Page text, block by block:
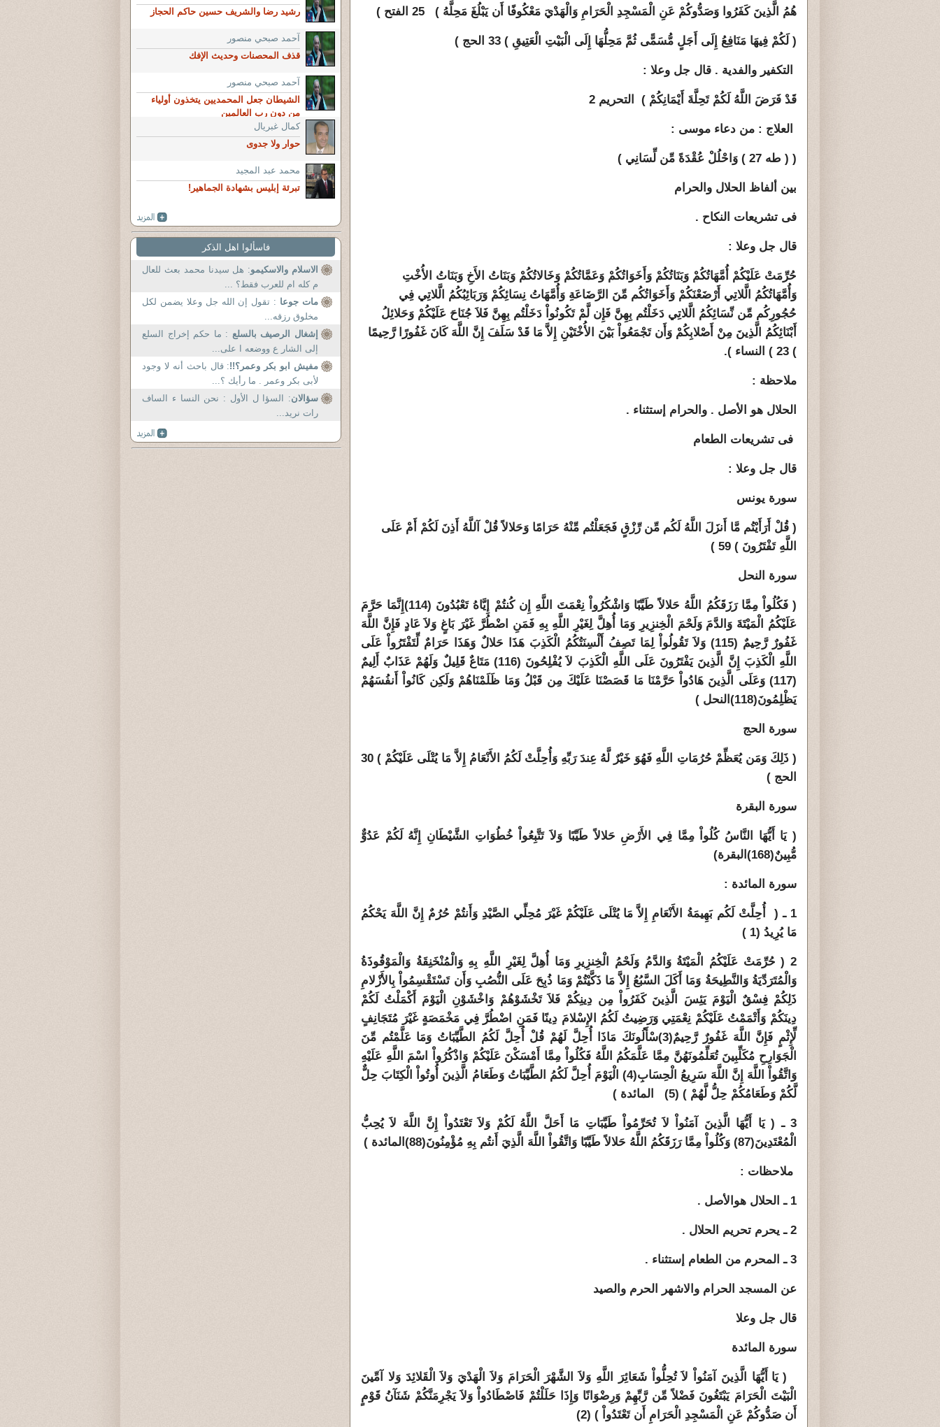
هُمُ الَّذِينَ كَفَرُوا وَصَدُّوكُمْ عَنِ الْمَسْجِدِ الْحَرَامِ وَالْهَدْيَ مَعْكُوفًا أَن يَبْلُغَ مَحِلَّهُ ) 25 الفتح )
( لَكُمْ فِيهَا مَنَافِعُ إِلَى أَجَلٍ مُّسَمًّى ثُمَّ مَحِلُّهَا إِلَى الْبَيْتِ الْعَتِيقِ ) 33 الحج )
التكفير والفدية . قال جل وعلا :
قَدْ فَرَضَ اللَّهُ لَكُمْ تَحِلَّةَ أَيْمَانِكُمْ ) التحريم 2
العلاج : من دعاء موسى :
( ( طه 27 ) وَاحْلُلْ عُقْدَةً مِّن لِّسَانِي )
بين ألفاظ الحلال والحرام
فى تشريعات النكاح .
قال جل وعلا :
حُرِّمَتْ عَلَيْكُمْ أُمَّهَاتُكُمْ وَبَنَاتُكُمْ وَأَخَوَاتُكُمْ وَعَمَّاتُكُمْ وَخَالاتُكُمْ وَبَنَاتُ الأَخِ وَبَنَاتُ الأُخْتِ
وَأُمَّهَاتُكُمُ الَّلاتِي أَرْضَعْنَكُمْ وَأَخَوَاتُكُم مِّنَ الرَّضَاعَةِ وَأُمَّهَاتُ نِسَائِكُمْ وَرَبَائِبُكُمُ الَّلاتِي فِي
حُجُورِكُم مِّن نِّسَائِكُمُ الَّلاتِي دَخَلْتُم بِهِنَّ فَإِن لَّمْ تَكُونُواْ دَخَلْتُم بِهِنَّ فَلاَ جُنَاحَ عَلَيْكُمْ وَحَلائِلُ
أَبْنَائِكُمُ الَّذِينَ مِنْ أَصْلابِكُمْ وَأَن تَجْمَعُواْ بَيْنَ الأُخْتَيْنِ إِلاَّ مَا قَدْ سَلَفَ إِنَّ اللَّهَ كَانَ غَفُورًا رَّحِيمًا
) 23 ) النساء ).
ملاحظة :
الحلال هو الأصل . والحرام إستثناء .
فى تشريعات الطعام
قال جل وعلا :
سورة يونس
( قُلْ أَرَأَيْتُم مَّا أَنزَلَ اللَّهُ لَكُم مِّن رِّزْقٍ فَجَعَلْتُم مِّنْهُ حَرَامًا وَحَلالاً قُلْ آللَّهُ أَذِنَ لَكُمْ أَمْ عَلَى
اللَّهِ تَفْتَرُونَ ) 59 )
سورة النحل
( فَكُلُواْ مِمَّا رَزَقَكُمُ اللَّهُ حَلالاً طَيِّبًا وَاشْكُرُواْ نِعْمَتَ اللَّهِ إِن كُنتُمْ إِيَّاهُ تَعْبُدُونَ (114)إِنَّمَا حَرَّمَ
عَلَيْكُمُ الْمَيْتَةَ وَالدَّمَ وَلَحْمَ الْخِنزِيرِ وَمَا أُهِلَّ لِغَيْرِ اللَّهِ بِهِ فَمَنِ اضْطُرَّ غَيْرَ بَاغٍ وَلاَ عَادٍ فَإِنَّ اللَّهَ
غَفُورٌ رَّحِيمٌ (115) وَلاَ تَقُولُواْ لِمَا تَصِفُ أَلْسِنَتُكُمُ الْكَذِبَ هَذَا حَلالٌ وَهَذَا حَرَامٌ لِّتَفْتَرُواْ عَلَى
اللَّهِ الْكَذِبَ إِنَّ الَّذِينَ يَفْتَرُونَ عَلَى اللَّهِ الْكَذِبَ لاَ يُفْلِحُونَ (116) مَتَاعٌ قَلِيلٌ وَلَهُمْ عَذَابٌ أَلِيمٌ
(117) وَعَلَى الَّذِينَ هَادُواْ حَرَّمْنَا مَا قَصَصْنَا عَلَيْكَ مِن قَبْلُ وَمَا ظَلَمْنَاهُمْ وَلَكِن كَانُواْ أَنفُسَهُمْ
يَظْلِمُونَ(118) النحل )
سورة الحج
( ذَلِكَ وَمَن يُعَظِّمْ حُرُمَاتِ اللَّهِ فَهُوَ خَيْرٌ لَّهُ عِندَ رَبِّهِ وَأُحِلَّتْ لَكُمُ الأَنْعَامُ إِلاَّ مَا يُتْلَى عَلَيْكُمْ ) 30
الحج )
سورة البقرة
( يَا أَيُّهَا النَّاسُ كُلُواْ مِمَّا فِي الأَرْضِ حَلالاً طَيِّبًا وَلاَ تَتَّبِعُواْ خُطُوَاتِ الشَّيْطَانِ إِنَّهُ لَكُمْ عَدُوٌّ
مُّبِينٌ(168) البقرة)
سورة المائدة :
1 ـ ( أُحِلَّتْ لَكُم بَهِيمَةُ الأَنْعَامِ إِلاَّ مَا يُتْلَى عَلَيْكُمْ غَيْرَ مُحِلِّي الصَّيْدِ وَأَنتُمْ حُرُمٌ إِنَّ اللَّهَ يَحْكُمُ
مَا يُرِيدُ (1 )
2 ( حُرِّمَتْ عَلَيْكُمُ الْمَيْتَةُ وَالدَّمُ وَلَحْمُ الْخِنزِيرِ وَمَا أُهِلَّ لِغَيْرِ اللَّهِ بِهِ وَالْمُنْخَنِقَةُ وَالْمَوْقُوذَةُ
وَالْمُتَرَدِّيَةُ وَالنَّطِيحَةُ وَمَا أَكَلَ السَّبُعُ إِلاَّ مَا ذَكَّيْتُمْ وَمَا ذُبِحَ عَلَى النُّصُبِ وَأَن تَسْتَقْسِمُواْ بِالأَزْلامِ
ذَلِكُمْ فِسْقٌ الْيَوْمَ يَئِسَ الَّذِينَ كَفَرُواْ مِن دِينِكُمْ فَلاَ تَخْشَوْهُمْ وَاخْشَوْنِ الْيَوْمَ أَكْمَلْتُ لَكُمْ
دِينَكُمْ وَأَتْمَمْتُ عَلَيْكُمْ نِعْمَتِي وَرَضِيتُ لَكُمُ الإِسْلامَ دِينًا فَمَنِ اضْطُرَّ فِي مَخْمَصَةٍ غَيْرَ مُتَجَانِفٍ
لِّإِثْمٍ فَإِنَّ اللَّهَ غَفُورٌ رَّحِيمٌ(3)سْأَلُونَكَ مَاذَا أُحِلَّ لَهُمْ قُلْ أُحِلَّ لَكُمُ الطَّيِّبَاتُ وَمَا عَلَّمْتُم مِّنَ
الْجَوَارِحِ مُكَلِّبِينَ تُعَلِّمُونَهُنَّ مِمَّا عَلَّمَكُمُ اللَّهُ فَكُلُواْ مِمَّا أَمْسَكْنَ عَلَيْكُمْ وَاذْكُرُواْ اسْمَ اللَّهِ عَلَيْهِ
وَاتَّقُواْ اللَّهَ إِنَّ اللَّهَ سَرِيعُ الْحِسَابِ(4) الْيَوْمَ أُحِلَّ لَكُمُ الطَّيِّبَاتُ وَطَعَامُ الَّذِينَ أُوتُواْ الْكِتَابَ حِلٌّ
لَّكُمْ وَطَعَامُكُمْ حِلُّ لَّهُمْ ) (5) المائدة )
3 ـ ( يَا أَيُّهَا الَّذِينَ آمَنُواْ لاَ تُحَرِّمُواْ طَيِّبَاتِ مَا أَحَلَّ اللَّهُ لَكُمْ وَلاَ تَعْتَدُواْ إِنَّ اللَّهَ لاَ يُحِبُّ
الْمُعْتَدِينَ(87) وَكُلُواْ مِمَّا رَزَقَكُمُ اللَّهُ حَلالاً طَيِّبًا وَاتَّقُواْ اللَّهَ الَّذِيَ أَنتُم بِهِ مُؤْمِنُونَ(88) المائدة )
ملاحظات :
1 ـ الحلال هوالأصل .
2 ـ يحرم تحريم الحلال .
3 ـ المحرم من الطعام إستثناء .
عن المسجد الحرام والاشهر الحرم والصيد
قال جل وعلا
سورة المائدة
) يَا أَيُّهَا الَّذِينَ آمَنُواْ لاَ تُحِلُّواْ شَعَائِرَ اللَّهِ وَلاَ الشَّهْرَ الْحَرَامَ وَلاَ الْهَدْيَ وَلاَ الْقَلائِدَ وَلا آمِّينَ
الْبَيْتَ الْحَرَامَ يَبْتَغُونَ فَضْلاً مِّن رَّبِّهِمْ وَرِضْوَانًا وَإِذَا حَلَلْتُمْ فَاصْطَادُواْ وَلاَ يَجْرِمَنَّكُمْ شَنَآنُ قَوْمٍ
أَن صَدُّوكُمْ عَنِ الْمَسْجِدِ الْحَرَامِ أَن تَعْتَدُواْ ) (2)
رشيد رضا والشريف حسين حاكم الحجاز
آحمد صبحي منصور
قذف المحصنات وحديث الإفك
آحمد صبحي منصور
الشيطان جعل المحمديين يتخذون أولياء
من دون رب العالمين
كمال غبريال
حوار ولا جدوى
محمد عبد المجيد
تبرئة إبليس بشهادة الجماهير!
فاسألوا اهل الذكر
الاسلام والاسكيمو: هل سيدنا محمد بعث للعال
م كله ام للعرب فقط؟ ...
مات جوعا : تقول إن الله جل وعلا يضمن لكل
مخلوق رزقه...
إشغال الرصيف بالسلع : ما حكم إخراج السلع
إلى الشار ع ووضعه ا على...
مفيش ابو بكر وعمر؟!!: قال باحث أنه لا وجود
لأبى بكر وعمر . ما رأيك ؟...
سؤالان: السؤا ل الأول : نحن النسا ء الساف
رات نريد...